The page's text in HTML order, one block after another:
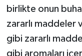
birlikte onun
zararlı maddeler
gibi zararlı
gibi aromaları